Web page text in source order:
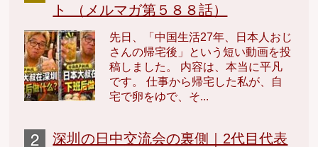
ト （メルマガ第５８８話）
先日、「中国生活27年、日本人おじ
さんの帰宅後」という短い動画を投
稿しました。 内容は、本当に平凡
です。 仕事から帰宅した私が、自
宅で卵をゆで、そ...
深圳の日中交流会の裏側｜2代目代表